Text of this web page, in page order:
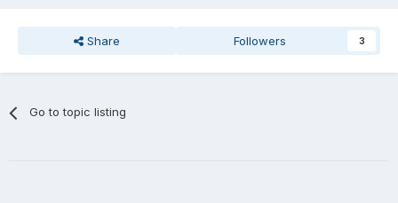
Share Followers 3
Go to topic listing